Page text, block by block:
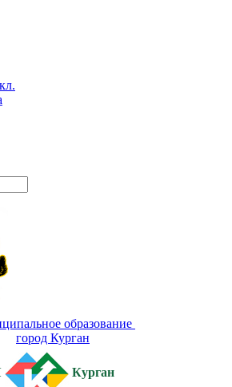
образование
город Курган
Курган